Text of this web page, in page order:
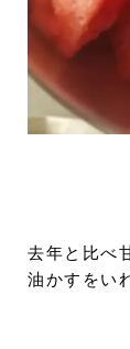
去年と比べ
油かすをい